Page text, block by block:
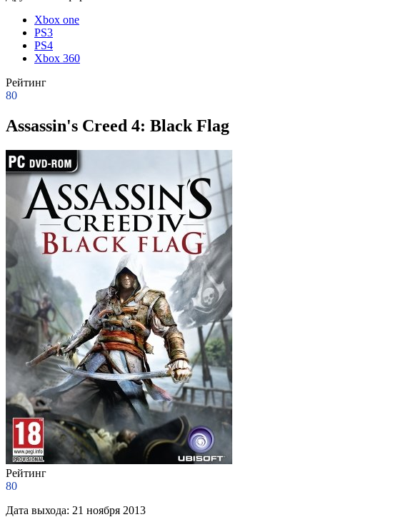
Xbox one
PS3
PS4
Xbox 360
Рейтинг
80
Assassin's Creed 4: Black Flag
Рейтинг
80
Дата выхода: 21 ноября 2013